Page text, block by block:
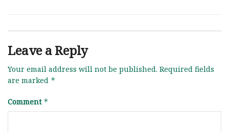
Leave a Reply
Your email address will not be published. Required fields
are marked *
Comment *